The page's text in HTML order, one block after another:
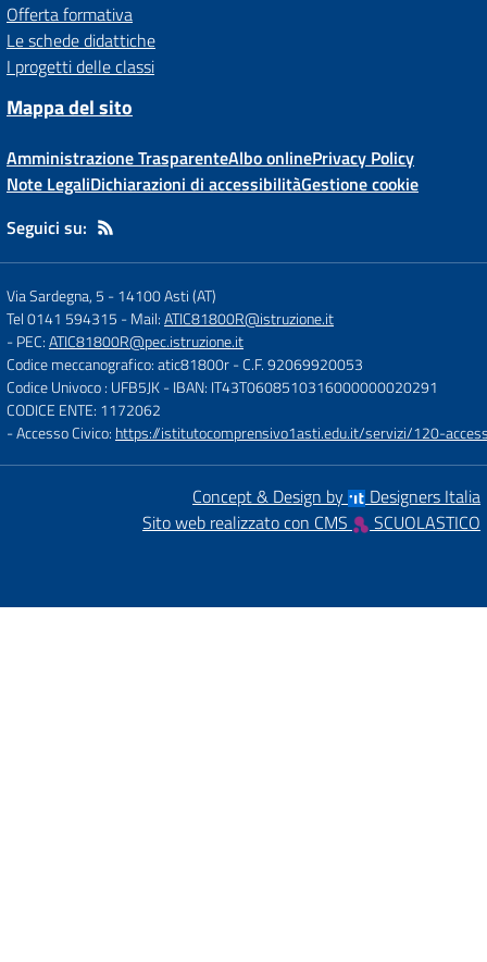
Offerta formativa
Le schede didattiche
I progetti delle classi
Mappa del sito
Amministrazione TrasparenteAlbo onlinePrivacy Policy
Note LegaliDichiarazioni di accessibilitàGestione cookie
Seguici su:
Via Sardegna, 5 -14100 Asti (AT)
Tel 0141 594315 - Mail:ATIC81800R@istruzione.it
- PEC:ATIC81800R@pec.istruzione.it
Codice meccanografico: atic81800r- C.F. 92069920053
Codice Univoco : UFB5JK- IBAN: IT43T0608510316000000020291
CODICE ENTE: 1172062
- Accesso Civico: https://istitutocomprensivo1asti.edu.it/servizi/120-
Concept & Design by
Designers Italia
Sito web realizzato con CMS
SCUOLASTICO